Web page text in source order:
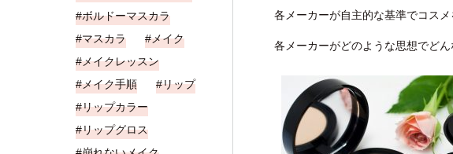
各メーカーが自主的な基準でコス
各メーカーがどのような思想でど
ボルドーマスカラ
マスカラ
メイク
メイクレッスン
メイク手順
リップ
リップカラー
リップグロス